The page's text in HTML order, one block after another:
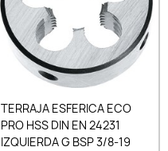
TERRAJA ESFERICA ECO
PRO HSS DIN EN 24231
IZQUIERDA G BSP 3/8-19